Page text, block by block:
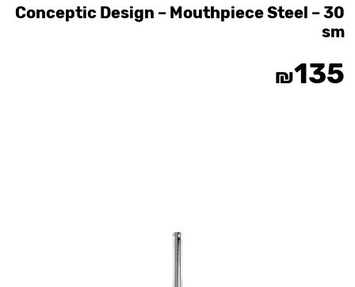
Conceptic Design – Mouthpiece Steel – 30
sm
₪135